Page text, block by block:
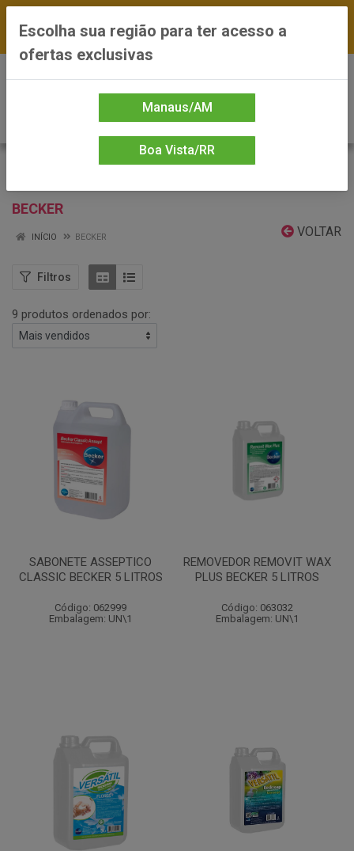
*Preços exclusivos do site — Entrega em até 24h
BECKER
VOLTAR
INÍCIO BECKER
Filtros
9 produtos ordenados por:
SABONETE ASSEPTICO
CLASSIC BECKER 5 LITROS
Código: 062999
Embalagem: UN\1
REMOVEDOR REMOVIT WAX
PLUS BECKER 5 LITROS
Código: 063032
Embalagem: UN\1
Escolha sua região para ter acesso a
ofertas exclusivas
Manaus/AM
Boa Vista/RR